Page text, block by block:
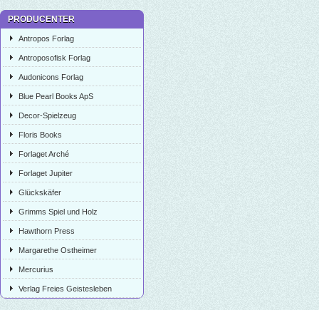
PRODUCENTER
Antropos Forlag
Antroposofisk Forlag
Audonicons Forlag
Blue Pearl Books ApS
Decor-Spielzeug
Floris Books
Forlaget Arché
Forlaget Jupiter
Glückskäfer
Grimms Spiel und Holz
Hawthorn Press
Margarethe Ostheimer
Mercurius
Verlag Freies Geistesleben